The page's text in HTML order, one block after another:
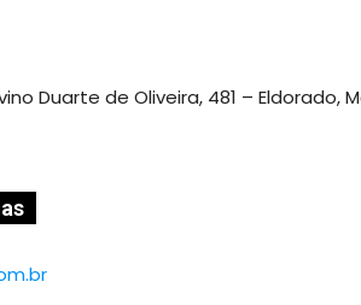
Duarte de Oliveira, 481 – Eldorado,